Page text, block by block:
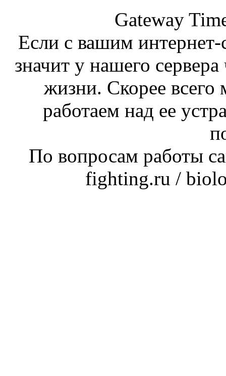
Gateway
Если с вашим интернет-
значит у нашего
жизни. Скорее
работаем над ее
По вопросам работы
fighting.ru /